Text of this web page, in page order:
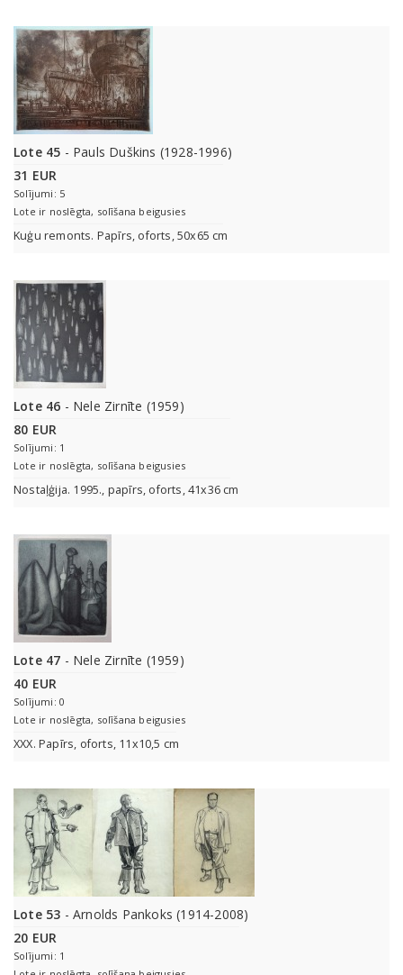
Lote 45 - Pauls Duškins (1928-1996)
31 EUR
Solījumi: 5
Lote ir noslēgta, solīšana beigusies
Kuģu remonts. Papīrs, oforts, 50x65 cm
Lote 46 - Nele Zirnīte (1959)
80 EUR
Solījumi: 1
Lote ir noslēgta, solīšana beigusies
Nostaļģija. 1995., papīrs, oforts, 41x36 cm
Lote 47 - Nele Zirnīte (1959)
40 EUR
Solījumi: 0
Lote ir noslēgta, solīšana beigusies
XXX. Papīrs, oforts, 11x10,5 cm
Lote 53 - Arnolds Pankoks (1914-2008)
20 EUR
Solījumi: 1